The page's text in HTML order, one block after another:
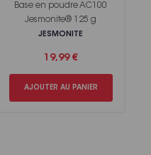
Base en poudre AC100
Jesmonite® 125 g
JESMONITE
19,99 €
AJOUTER AU PANIER